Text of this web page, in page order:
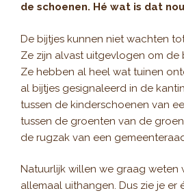
de schoenen. Hé wat is dat
De bijtjes kunnen niet wachten
Ze zijn alvast uitgevlogen om de
Ze hebben al heel wat tuinen
al bijtjes gesignaleerd in de
tussen de kinderschoenen van
tussen de groenten van de
de rugzak van een
Natuurlijk willen we graag weten
allemaal uithangen. Dus zie je er